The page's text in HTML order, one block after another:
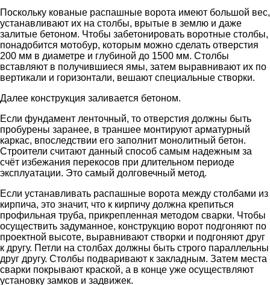
Поскольку кованые распашные ворота имеют большой вес,
устанавливают их на столбы, врытые в землю и даже
залитые бетоном. Чтобы забетонировать воротные столбы,
понадобится мотобур, которым можно сделать отверстия
200 мм в диаметре и глубиной до 1500 мм. Столбы
вставляют в получившиеся ямы, затем выравнивают их по
вертикали и горизонтали, вешают специальные створки.
Далее конструкция заливается бетоном.
Если фундамент ленточный, то отверстия должны быть
пробурены заранее, в траншее монтируют арматурный
каркас, впоследствии его заполнит монолитный бетон.
Строители считают данный способ самым надежным за
счёт избежания перекосов при длительном периоде
эксплуатации. Это самый долговечный метод.
Если устанавливать распашные ворота между столбами из
кирпича, это значит, что к кирпичу должна крепиться
профильная труба, прикрепленная методом сварки. Чтобы
осуществить задуманное, конструкцию ворот подгоняют по
проектной высоте, выравнивают створки и подгоняют друг
к другу. Петли на столбах должны быть строго параллельны
друг другу. Столбы подваривают к закладным. Затем места
сварки покрывают краской, а в конце уже осуществляют
установку замков и задвижек.